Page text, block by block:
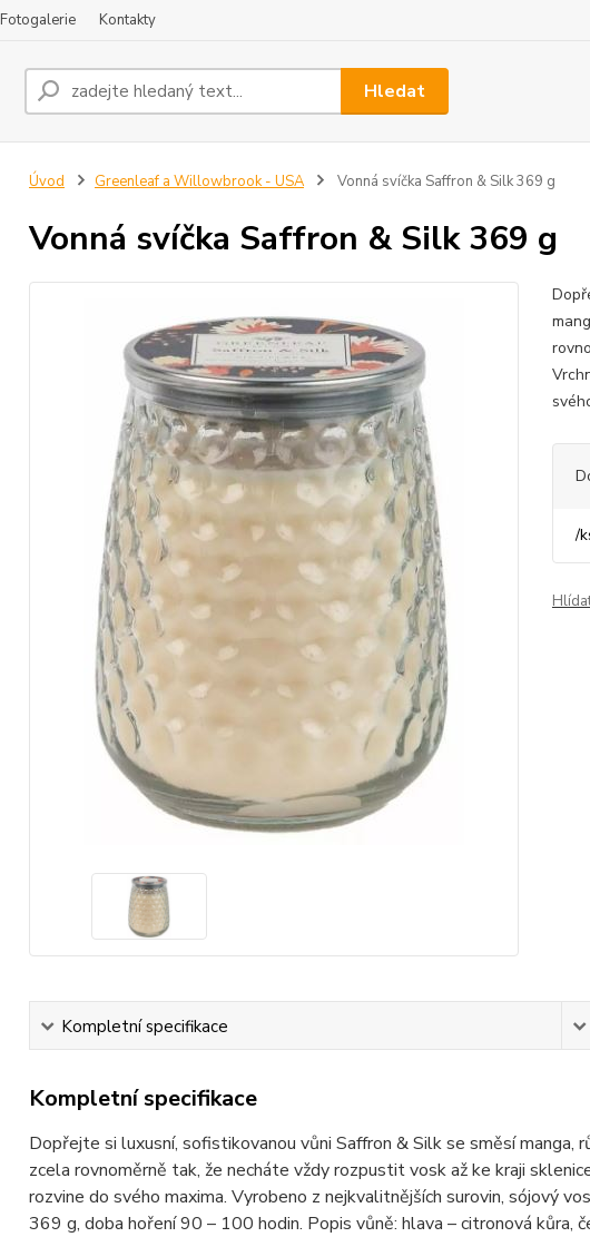
Fotogalerie Kontakty
Hledat
Úvod Greenleaf a Willowbrook - USA Vonná svíčka Saffron & Silk 369 g
Vonná svíčka Saffron & Silk 369 g
/
Kompletní specifikace
Kompletní specifikace
Dopřejte si luxusní, sofistikovanou vůni Saffron & Silk se směsí manga,
zcela rovnoměrně tak, že necháte vždy rozpustit vosk až ke kraji
rozvine do svého maxima. Vyrobeno z nejkvalitnějších surovin, sójový
369 g, doba hoření 90 – 100 hodin. Popis vůně: hlava – citronová kůra,